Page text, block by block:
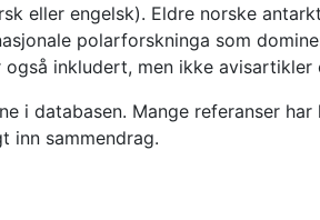
eller engelsk). Eldre norske
polarforskninga som
inkludert, men ikke avisartikler
i databasen. Mange referanser
inn sammendrag.